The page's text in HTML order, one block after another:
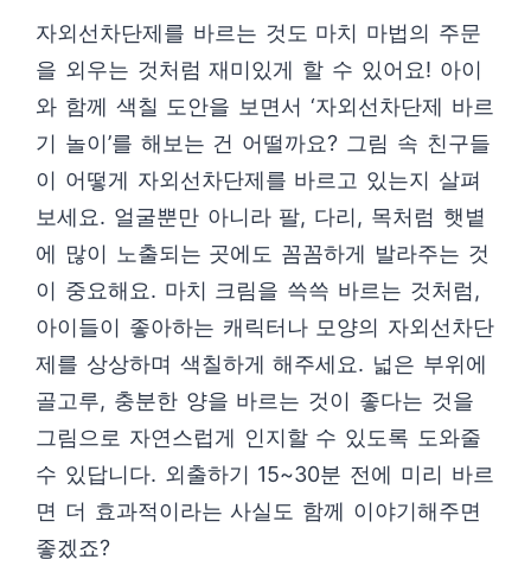
자외선차단제를 바르는 것도 마치 마법의 주문
을 외우는 것처럼 재미있게 할 수 있어요! 아이
와 함께 색칠 도안을 보면서 ‘자외선차단제 바르
기 놀이’를 해보는 건 어떨까요? 그림 속 친구들
이 어떻게 자외선차단제를 바르고 있는지 살펴
보세요. 얼굴뿐만 아니라 팔, 다리, 목처럼 햇볕
에 많이 노출되는 곳에도 꼼꼼하게 발라주는 것
이 중요해요. 마치 크림을 쓱쓱 바르는 것처럼,
아이들이 좋아하는 캐릭터나 모양의 자외선차단
제를 상상하며 색칠하게 해주세요. 넓은 부위에
골고루, 충분한 양을 바르는 것이 좋다는 것을
그림으로 자연스럽게 인지할 수 있도록 도와줄
수 있답니다. 외출하기 15~30분 전에 미리 바르
면 더 효과적이라는 사실도 함께 이야기해주면
좋겠죠?